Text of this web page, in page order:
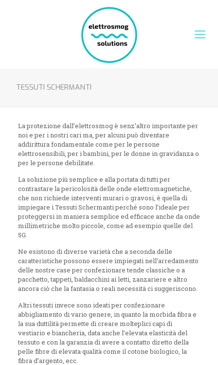
TESSUTI SCHERMANTI
La protezione dall’elettrosmog è senz’altro importante per
noi e per i nostri cari ma, per alcuni può diventare
addirittura fondamentale come per le persone
elettrosensibili, per i bambini, per le donne in gravidanza o
per le persone debilitate.
La soluzione più semplice e alla portata di tutti per
contrastare la pericolosità delle onde elettromagnetiche,
che non richiede interventi murari o gravosi, è quella di
impiegare i Tessuti Schermanti perché sono l’ideale per
proteggersi in maniera semplice ed efficace anche da onde
millimetriche molto piccole, come ad esempio quelle del
5G.
Ne esistono di diverse varietà che a seconda delle
caratteristiche possono essere impiegati nell’arredamento
delle nostre case per confezionare tende classiche o a
pacchetto, tappeti, baldacchini ai letti, zanzariere e altro
ancora ciò che la fantasia o reali necessità ci suggeriscono.
Altri tessuti invece sono ideati per confezionare
abbigliamento di vario genere, in quanto la morbida fibra e
la sua duttilità permette di creare molteplici capi di
vestiario e biancheria, data anche l’elevata elasticità del
tessuto e con la garanzia di avere a contatto diretto della
pelle fibre di elevata qualità come il cotone biologico, la
fibra d’argento, ecc.